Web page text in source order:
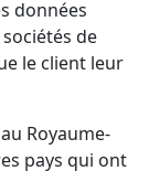
données
de
le client leur
Royaume-
pays qui ont